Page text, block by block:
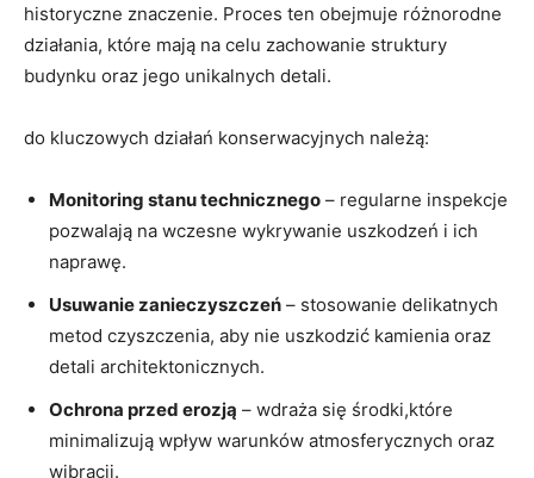
historyczne znaczenie. Proces ten obejmuje różnorodne
działania, które mają na celu zachowanie struktury
budynku oraz jego unikalnych detali.
do kluczowych działań konserwacyjnych należą:
Monitoring stanu technicznego – regularne inspekcje
pozwalają na wczesne wykrywanie uszkodzeń i ich
naprawę.
Usuwanie zanieczyszczeń – stosowanie delikatnych
metod czyszczenia, aby nie uszkodzić kamienia oraz
detali architektonicznych.
Ochrona przed erozją – wdraża się środki,które
minimalizują wpływ warunków atmosferycznych oraz
wibracji.